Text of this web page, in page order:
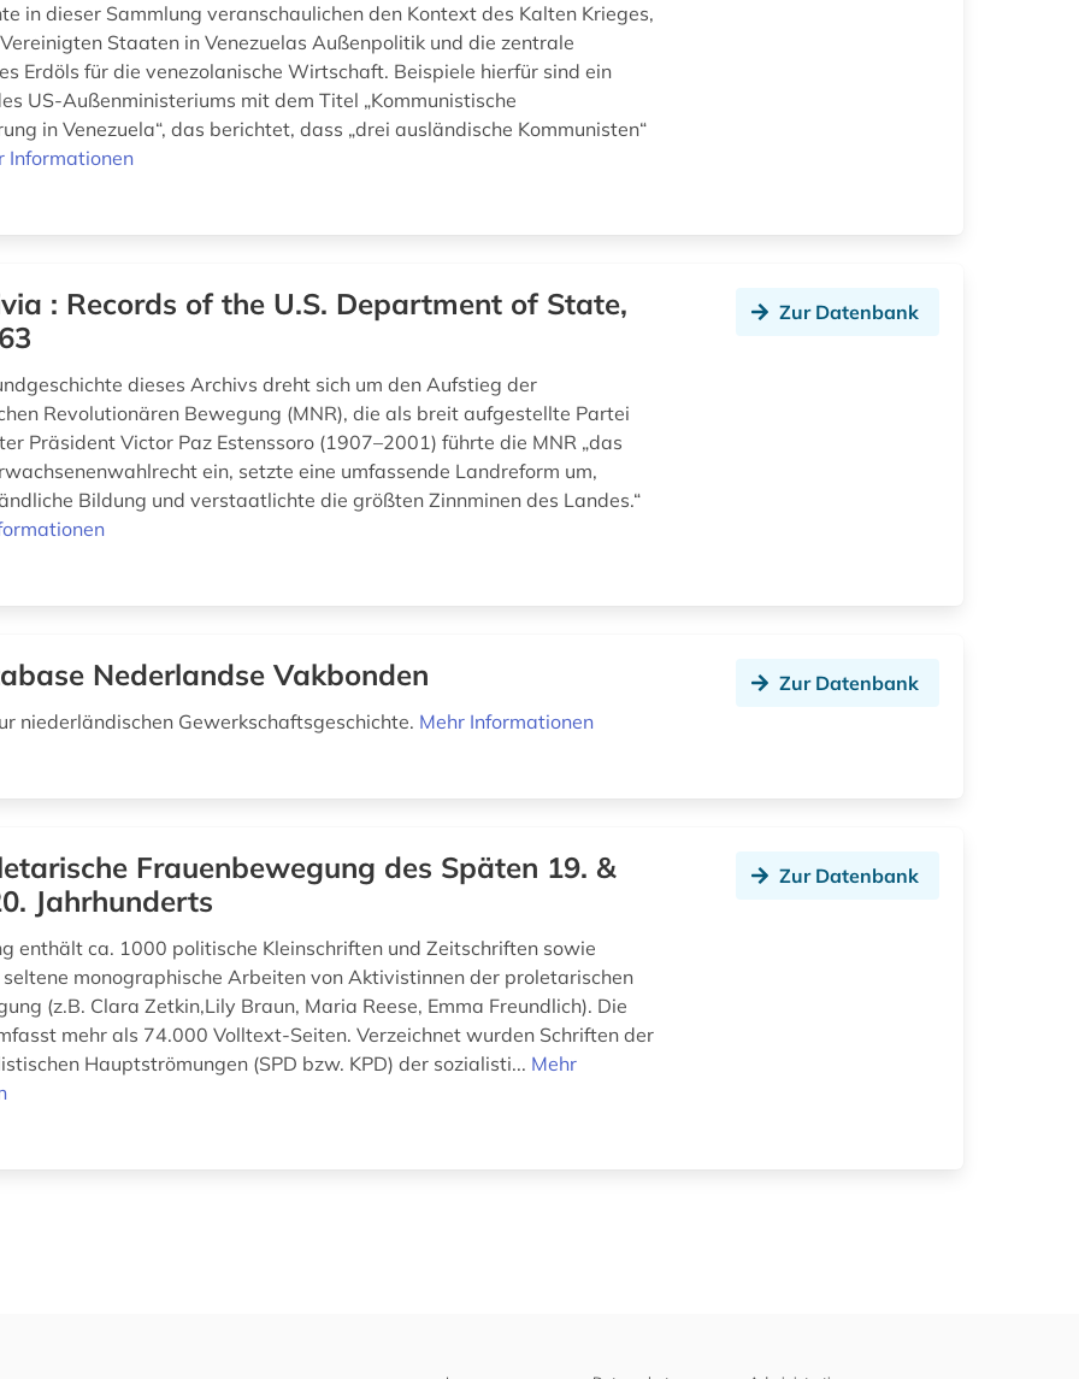
in dieser Sammlung veranschaulichen den Kontext des Kalten Krieges,
Staaten in Venezuelas Außenpolitik und die zentrale
Erdöls für die venezolanische Wirtschaft. Beispiele hierfür sind ein
US-Außenministeriums mit dem Titel „Kommunistische
in Venezuela“, das berichtet, dass „drei ausländische Kommunisten“
Informationen
: Records of the U.S. Department of State,
dieses Archivs dreht sich um den Aufstieg der
Revolutionären Bewegung (MNR), die als breit aufgestellte Partei
Präsident Victor Paz Estenssoro (1907–2001) führte die MNR „das
ein, setzte eine umfassende Landreform um,
Bildung und verstaatlichte die größten Zinnminen des Landes.“
Zur Datenbank
Nederlandse Vakbonden
niederländischen Gewerkschaftsgeschichte. Mehr Informationen
Zur Datenbank
Frauenbewegung des Späten 19. &
Jahrhunderts
enthält ca. 1000 politische Kleinschriften und Zeitschriften sowie
monographische Arbeiten von Aktivistinnen der proletarischen
(z.B. Clara Zetkin,Lily Braun, Maria Reese, Emma Freundlich). Die
mehr als 74.000 Volltext-Seiten. Verzeichnet wurden Schriften der
Hauptströmungen (SPD bzw. KPD) der sozialisti... Mehr
Zur Datenbank